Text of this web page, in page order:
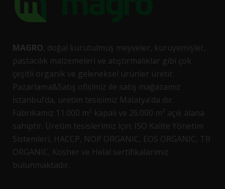
MAGRO , doğal kurutulmuş meyveler, kuruyemişler,
pastacılık malzemeleri ve atıştırmalıklar gibi çok
çeşitli organik ve geleneksel ürünler üretir.
Pazarlama&Satış ofisimiz ile satış mağazamız
İstanbul’da, üretim tesisimiz Malatya’da dır.
Fabrikamız 11.000 m² kapalı ve 26.000 m² açık alana
sahiptir. Üretim tesislerimiz için; ISO Kalite Yönetim
Sistemleri, HACCP, NOP ORGANIC, EOS ORGANIC, TR
ORGANIC, Kosher ve Helal sertifikalarımız
bulunmaktadır.